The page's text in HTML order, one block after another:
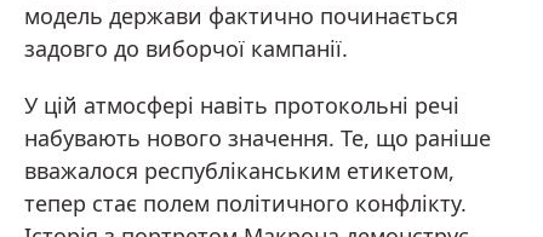
модель держави фактично починається
задовго до виборчої кампанії.
У цій атмосфері навіть протокольні речі
набувають нового значення. Те, що раніше
вважалося республіканським етикетом,
тепер стає полем політичного конфлікту.